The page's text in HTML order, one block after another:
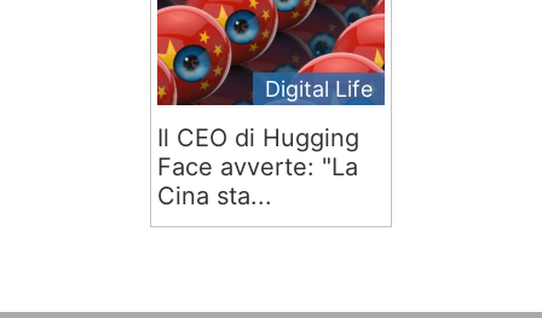
Digital Life
Il CEO di Hugging
Face avverte: "La
Cina sta...